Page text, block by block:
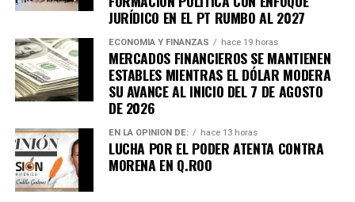
7. Uganda vive jornada violenta tras
arresto de Bobi Wine
Al menos siete personas murieron en enfrentamientos
entre manifestantes y fuerzas de seguridad luego de la
detención del líder opositorBobi Wine, trasladado en
helicóptero a un destino no revelado. Organizaciones
internacionales expresaron preocupación por el clima
electoral.
JURÍDICO EN EL PT RUMBO AL 2027
ECONOMÍA Y FINANZAS hace 19 horas
MERCADOS FINANCIEROS SE MANTIENEN
ESTABLES MIENTRAS EL DÓLAR MODERA
SU AVANCE AL INICIO DEL 7 DE AGOSTO
DE 2026
EN LA OPINIÓN DE: hace 13 horas
LUCHA POR EL PODER ATENTA CONTRA
MORENA EN Q.ROO